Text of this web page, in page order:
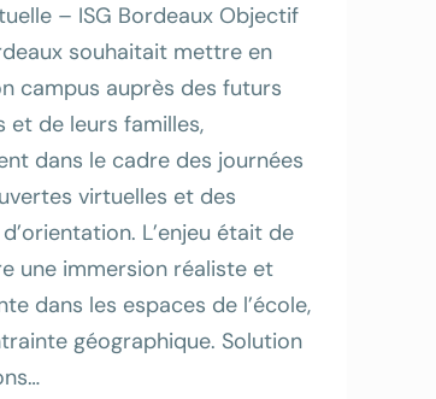
– ISG Bordeaux Objectif
souhaitait mettre en
campus auprès des futurs
et de leurs familles,
dans le cadre des journées
virtuelles et des
L’enjeu était de
une immersion réaliste et
dans les espaces de l’école,
géographique. Solution